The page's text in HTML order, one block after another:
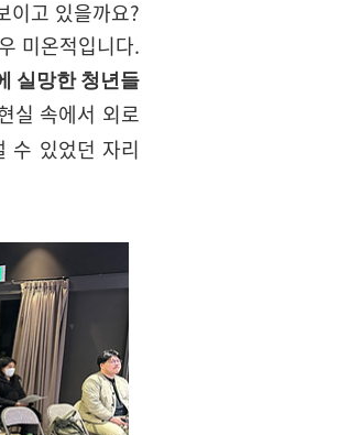
이고 있을까요?
미온적입니다.
실망한 청년들
실 속에서 외로
수 있었던 자리